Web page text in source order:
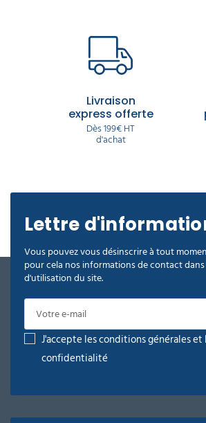
Livraison
express offerte
Dès 199€ HT
d'achat
Lettre
Vous pouvez vous désinscrire à tout
pour cela nos informations de contact
d'utilisation du site.
J'accepte les conditions générales
confidentialité